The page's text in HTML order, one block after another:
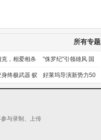
所有专题
克，相爱相杀 "侏罗纪"引领雄风 国
产片下旬逆袭
身终极武器 蚁
用者大盘点
好莱坞导演新势力50
人上篇
与录制、上传